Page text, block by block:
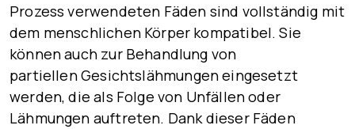
Prozess verwendeten Fäden sind vollständig mit
dem menschlichen Körper kompatibel. Sie
können auch zur Behandlung von
partiellenGesichtslähmungeneingesetzt
werden, die als Folge von Unfällen oder
Lähmungen auftreten. Dank dieser Fäden